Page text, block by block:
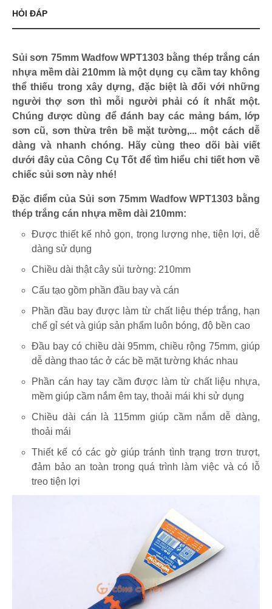
HỎI ĐÁP
Sủi sơn 75mm Wadfow WPT1303 bằng thép trắng cán
nhựa mềm dài 210mm là một dụng cụ cầm tay không
thể thiếu trong xây dựng, đặc biệt là đối với những
người thợ sơn thì mỗi người phải có ít nhất một.
Chúng được dùng để đánh bay các mảng bám, lớp
sơn cũ, sơn thừa trên bề mặt tường,... một cách dễ
dàng và nhanh chóng. Hãy cùng theo dõi bài viết
dưới đây của Công Cụ Tốt để tìm hiểu chi tiết hơn về
chiếc sủi sơn này nhé!
Đặc điểm của Sủi sơn 75mm Wadfow WPT1303 bằng
thép trắng cán nhựa mềm dài 210mm:
Được thiết kế nhỏ gọn, trọng lượng nhẹ, tiện lợi, dễ
dàng sử dụng
Chiều dài thật cây sủi tường: 210mm
Cấu tạo gồm phần đầu bay và cán
Phần đầu bay được làm từ chất liệu thép trắng, hạn
chế gỉ sét và giúp sản phẩm luôn bóng, độ bền cao
Đầu bay có chiều dài 95mm, chiều rộng 75mm, giúp
dễ dàng thao tác ở các bề mặt tường khác nhau
Phần cán hay tay cầm được làm từ chất liệu nhựa,
mềm giúp cầm nắm êm tay, thoải mái khi sử dụng
Chiều dài cán là 115mm giúp cầm nắm dễ dàng,
thoải mái
Thiết kế có các gờ giúp tránh tình trạng trơn trượt,
đảm bảo an toàn trong quá trình làm việc và có lỗ
treo tiện lợi